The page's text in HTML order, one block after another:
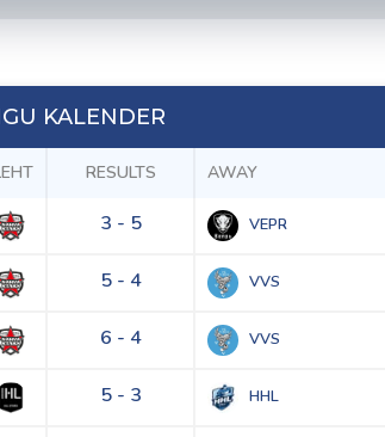
KALENDER
RESULTS AWAY
3 - 5 VEPR
5 - 4 VVS
6 - 4 VVS
5 - 3 HHL